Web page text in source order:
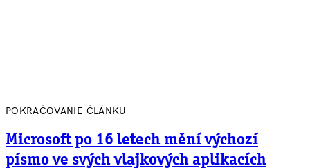
POKRAČOVANIE ČLÁNKU
Microsoft po 16 letech mění výchozí
písmo ve svých vlajkových aplikacích